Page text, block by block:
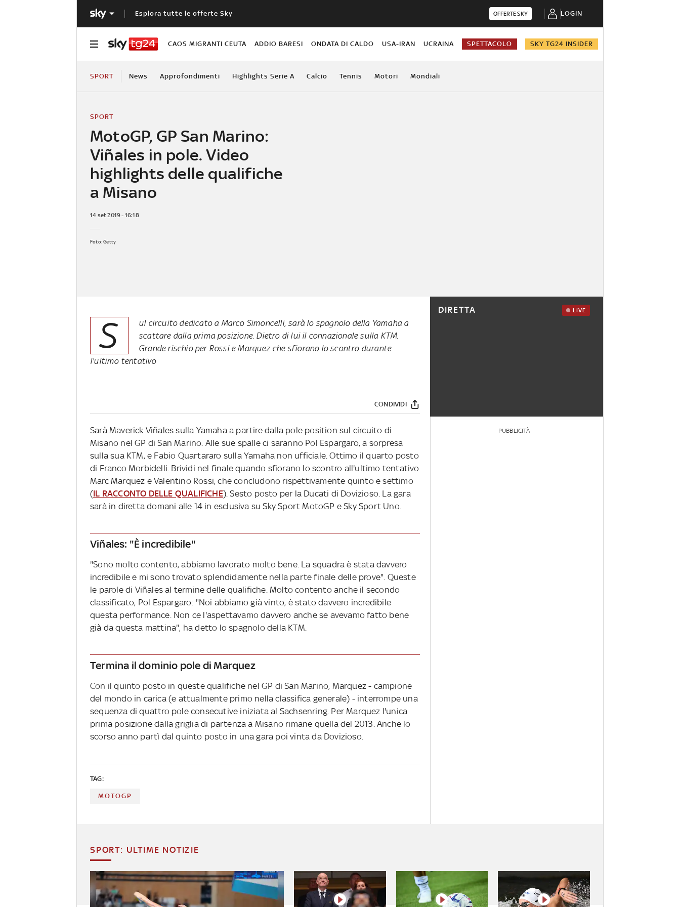
Esplora tutte le offerte Sky OFFERTE SKY LOGIN
CAOS MIGRANTI CEUTA ADDIO BARESI ONDATA DI CALDO USA-IRAN UCRAINA SPETTACOLO SKY TG24 INSIDER
SPORT News Approfondimenti Highlights Serie A Calcio Tennis Motori Mondiali
MotoGP, GP San Marino:
Viñales in pole. Video
highlights delle qualifiche
a Misano
SPORT
14 set 2019 - 16:18
Foto: Getty
S
ul circuito dedicato a Marco Simoncelli, sarà lo spagnolo della Yamaha a
scattare dalla prima posizione. Dietro di lui il connazionale sulla KTM.
Grande rischio per Rossi e Marquez che sfiorano lo scontro durante
l'ultimo tentativo
CONDIVIDI
Sarà Maverick Viñales sulla Yamaha a partire dalla pole position sul circuito di
Misano nel GP di San Marino. Alle sue spalle ci saranno Pol Espargaro, a sorpresa
sulla sua KTM, e Fabio Quartararo sulla Yamaha non ufficiale. Ottimo il quarto posto
di Franco Morbidelli. Brividi nel finale quando sfiorano lo scontro all'ultimo tentativo
Marc Marquez e Valentino Rossi, che concludono rispettivamente quinto e settimo
(IL RACCONTO DELLE QUALIFICHE). Sesto posto per la Ducati di Dovizioso. La gara
sarà in diretta domani alle 14 in esclusiva su Sky Sport MotoGP e Sky Sport Uno.
Viñales: "È incredibile"
"Sono molto contento, abbiamo lavorato molto bene. La squadra è stata davvero
incredibile e mi sono trovato splendidamente nella parte finale delle prove". Queste
le parole di Viñales al termine delle qualifiche. Molto contento anche il secondo
classificato, Pol Espargaro: "Noi abbiamo già vinto, è stato davvero incredibile
questa performance. Non ce l'aspettavamo davvero anche se avevamo fatto bene
già da questa mattina", ha detto lo spagnolo della KTM.
Termina il dominio pole di Marquez
Con il quinto posto in queste qualifiche nel GP di San Marino, Marquez - campione
del mondo in carica (e attualmente primo nella classifica generale) - interrompe una
sequenza di quattro pole consecutive iniziata al Sachsenring. Per Marquez l'unica
prima posizione dalla griglia di partenza a Misano rimane quella del 2013. Anche lo
scorso anno partì dal quinto posto in una gara poi vinta da Dovizioso.
TAG:
MOTOGP
DIRETTA LIVE
PUBBLICITÀ
SPORT: ULTIME NOTIZIE